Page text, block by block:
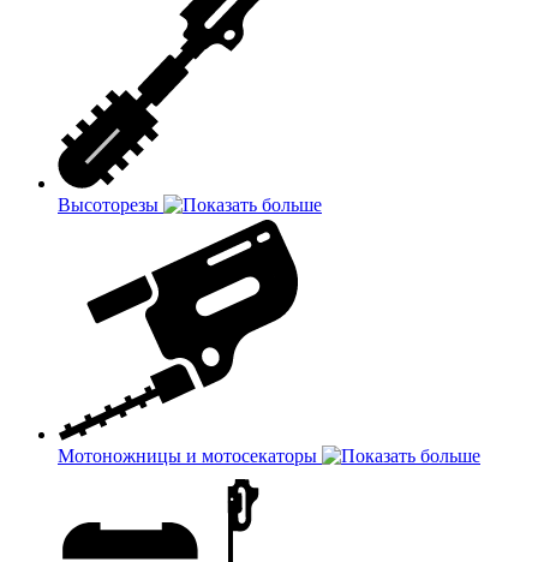
Высоторезы
Мотоножницы и мотосекаторы